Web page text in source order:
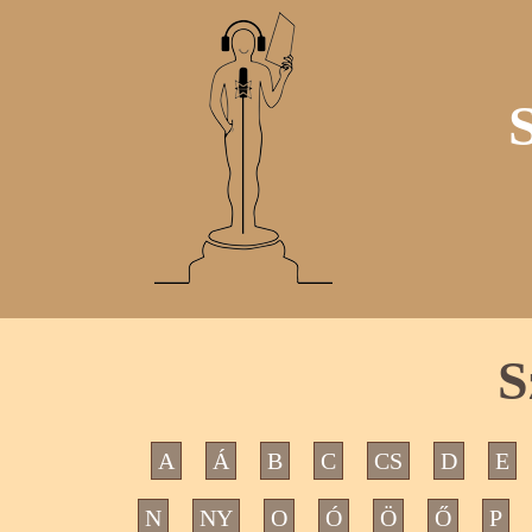
A Á B C CS D E
N NY O Ó Ö Ő P